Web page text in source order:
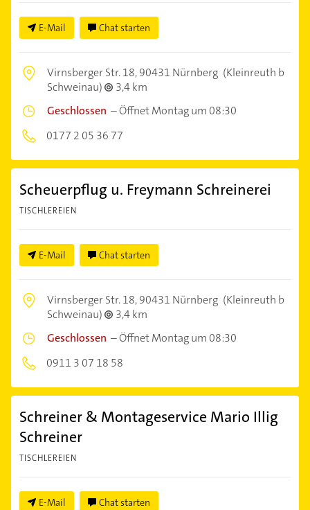
E-Mail Chat starten
Virnsberger Str. 18,90431 Nürnberg (Kleinreuth b
Schweinau)
3,4 km
Geschlossen –Öffnet Montag um 08:30
0177 2 05 36 77
Scheuerpflug u. Freymann Schreinerei
TISCHLEREIEN
E-Mail Chat starten
Virnsberger Str. 18,90431 Nürnberg (Kleinreuth b
Schweinau)
3,4 km
Geschlossen –Öffnet Montag um 08:30
0911 3 07 18 58
Schreiner & Montageservice Mario Illig
Schreiner
TISCHLEREIEN
E-Mail Chat starten